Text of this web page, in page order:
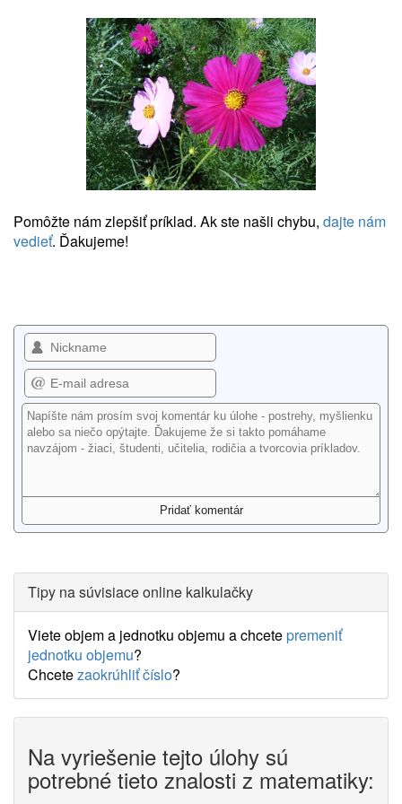
Pomôžte nám zlepšiť príklad. Ak ste našli chybu, dajte nám
vedieť. Ďakujeme!
Tipy na súvisiace online kalkulačky
Viete objem a jednotku objemu a chcetepremeniť
jednotku objemu?
Chcetezaokrúhliť číslo?
Na vyriešenie tejto úlohy sú
potrebné tieto znalosti z matematiky: